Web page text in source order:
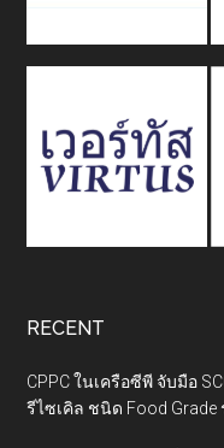
RECENT
CPPC ในเครือซีพี จับมือ
รีไซเคิล ชนิด Food Grade